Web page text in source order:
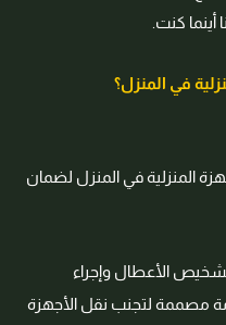
كنت.
في المنزل؟
المنزلية في المنزل لضمان
الأعطال وإجراء
مصممة لتجنب نقل الأجهزة